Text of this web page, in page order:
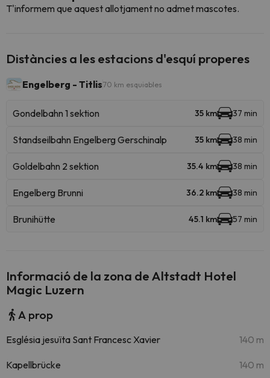
T'informem que aquest allotjament no admet mascotes.
Distàncies a les estacions d'esquí properes
Engelberg - Titlis70 km esquiables
Gondelbahn 1 sektion 35 km 37 min
Standseilbahn Engelberg Gerschinalp 35 km 38 min
Goldelbahn 2 sektion 35.4 km 38 min
Engelberg Brunni 36.2 km 38 min
Brunihütte 45.1 km 57 min
Informació de la zona de Altstadt Hotel
Magic Luzern
A prop
Església jesuïta Sant Francesc Xavier 140 m
Kapellbrücke 140 m